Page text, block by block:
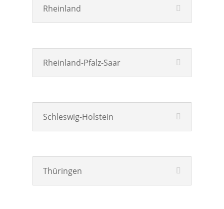
Rheinland
Rheinland-Pfalz-Saar
Schleswig-Holstein
Thüringen